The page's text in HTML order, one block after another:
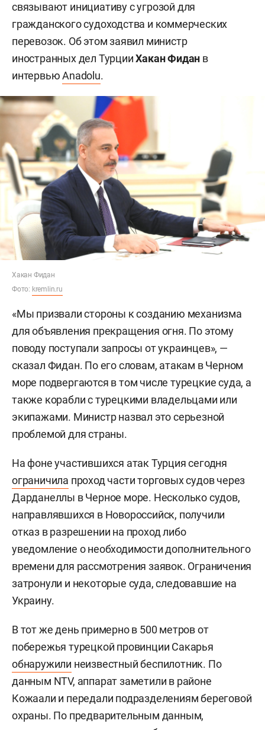
связывают инициативу с угрозой для
гражданского судоходства и коммерческих
перевозок. Об этом заявил министр
иностранных дел ТурцииХакан Фидан в
интервьюAnadolu.
Хакан Фидан
Фото: kremlin.ru
«Мы призвали стороны к созданию механизма
для объявления прекращения огня. По этому
поводу поступали запросы от украинцев», —
сказал Фидан. По его словам, атакам в Черном
море подвергаются в том числе турецкие суда, а
также корабли с турецкими владельцами или
экипажами. Министр назвал это серьезной
проблемой для страны.
На фоне участившихся атак Турция сегодня
ограничила проход части торговых судов через
Дарданеллы в Черное море. Несколько судов,
направлявшихся в Новороссийск, получили
отказ в разрешении на проход либо
уведомление о необходимости дополнительного
времени для рассмотрения заявок. Ограничения
затронули и некоторые суда, следовавшие на
Украину.
В тот же день примерно в 500 метров от
побережья турецкой провинции Сакарья
обнаружили неизвестный беспилотник. По
данным NTV, аппарат заметили в районе
Кожаали и передали подразделениям береговой
охраны. По предварительным данным,